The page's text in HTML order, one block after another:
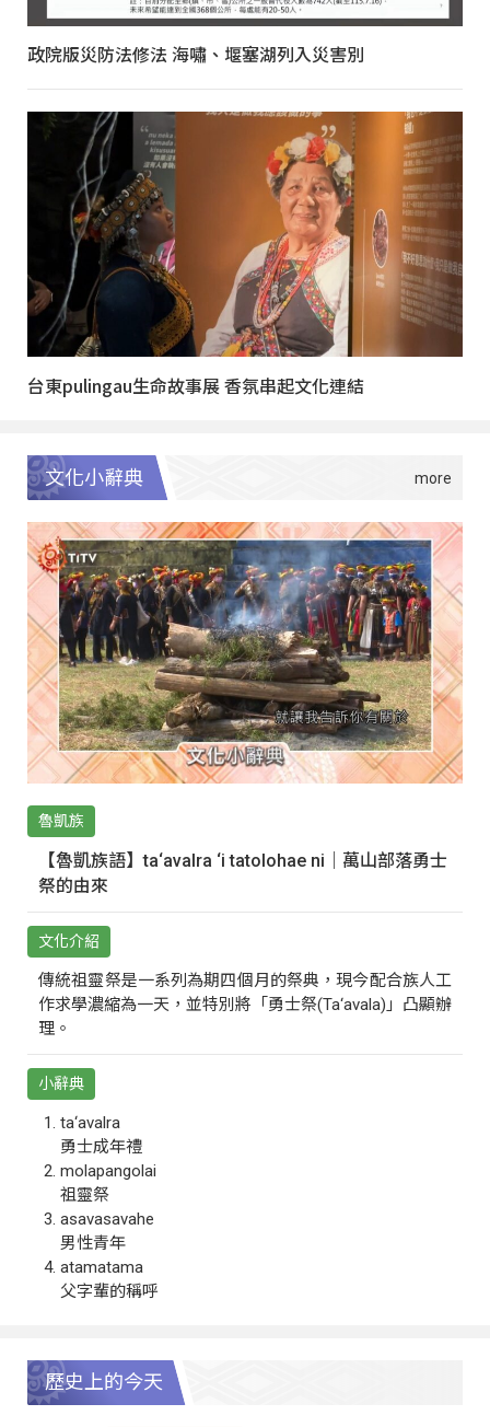
政院版災防法修法 海嘯、堰塞湖列入災害別
台東pulingau生命故事展 香氛串起文化連結
文化小辭典
魯凱族
【魯凱族語】ta‘avalra ‘i tatolohae ni｜萬山部落勇士
祭的由來
文化介紹
傳統祖靈祭是一系列為期四個月的祭典，現今配合族人工
作求學濃縮為一天，並特別將「勇士祭(Ta‘avala)」凸顯辦
理。
小辭典
ta‘avalra
勇士成年禮
molapangolai
祖靈祭
asavasavahe
男性青年
atamatama
父字輩的稱呼
歷史上的今天